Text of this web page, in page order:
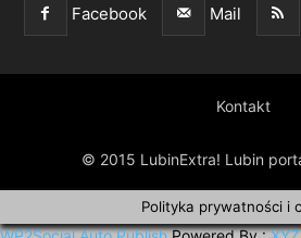
Facebook Mail
Kontakt
© 2015 LubinExtra! Lubin
Polityka prywatności i